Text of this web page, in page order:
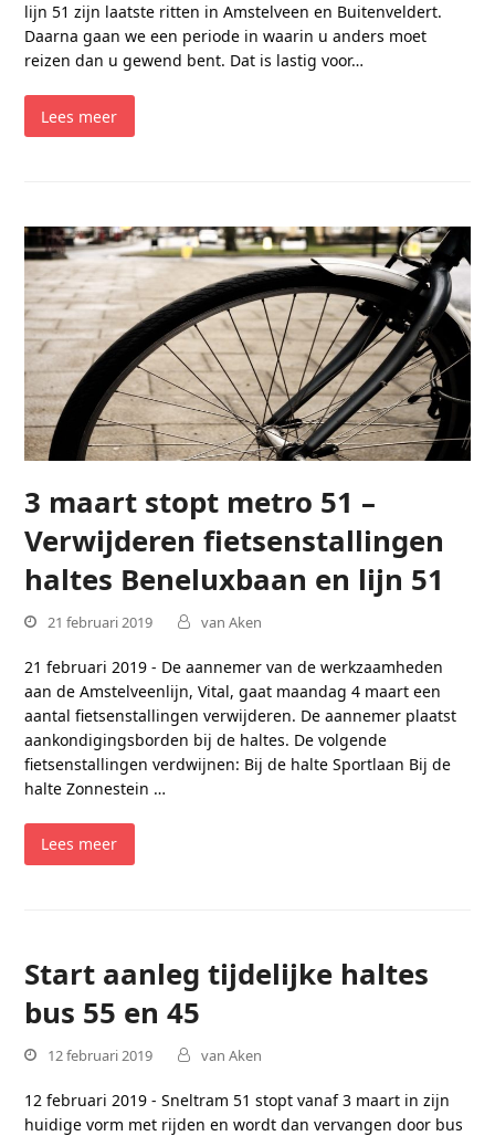
lijn 51 zijn laatste ritten in Amstelveen en Buitenveldert.
Daarna gaan we een periode in waarin u anders moet
reizen dan u gewend bent. Dat is lastig voor…
Lees meer
3 maart stopt metro 51 –
Verwijderen fietsenstallingen
haltes Beneluxbaan en lijn 51
21 februari 2019 van Aken
21 februari 2019 - De aannemer van de werkzaamheden
aan de Amstelveenlijn, Vital, gaat maandag 4 maart een
aantal fietsenstallingen verwijderen. De aannemer plaatst
aankondigingsborden bij de haltes. De volgende
fietsenstallingen verdwijnen: Bij de halte Sportlaan Bij de
halte Zonnestein …
Lees meer
Start aanleg tijdelijke haltes
bus 55 en 45
12 februari 2019 van Aken
12 februari 2019 - Sneltram 51 stopt vanaf 3 maart in zijn
huidige vorm met rijden en wordt dan vervangen door bus